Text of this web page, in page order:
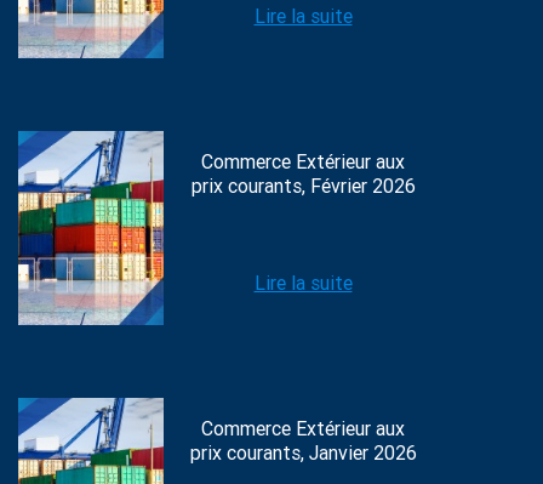
Lire la suite
Commerce Extérieur aux
prix courants, Février 2026
Lire la suite
Commerce Extérieur aux
prix courants, Janvier 2026